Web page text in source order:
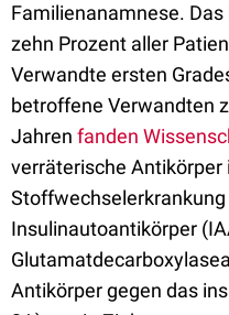
Familienanamnese.
zehn Prozent aller
Verwandte ersten
betroffene Verwandten
Jahren fanden
verräterische Antikörper
Insulinautoantikörper
Antikörper gegen das